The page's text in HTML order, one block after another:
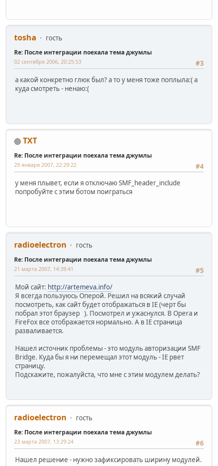
tosha гость
Re: После интеграции поехала тема джумлы
#3
02 сентября 2006, 20:25:53
а какой конкретно глюк был? а то у меня тоже поплыла:( а
куда смотреть - ненаю:(
TXT
Re: После интеграции поехала тема джумлы
#4
29 января 2007, 22:29:22
у меня плывет, если я отключаю SMF_header_include
попробуйте с этим ботом поиграться
radioelectron гость
Re: После интеграции поехала тема джумлы
#5
21 марта 2007, 14:39:41
Мой сайт: http://artemeva.info/
Я всегда пользуюсь Оперой. Решил на всякий случай
посмотреть, как сайт будет отображаться в IE (черт бы
побрал этот браузер ). Посмотрел и ужаснулся. В Opera и
FireFox все отображается нормально. А в IE страница
разваливается.
Нашел источник проблемы - это модуль авторизации SMF
Bridge. Куда бы я ни перемещал этот модуль - IE рвет
страницу.
Подскажите, пожалуйста, что мне c этим модулем делать?
radioelectron гость
Re: После интеграции поехала тема джумлы
#6
23 марта 2007, 13:29:24
Нашел решение - нужно зафиксировать ширину модулей.